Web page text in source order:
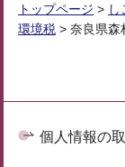
トップページ >
環境税 > 奈良県森
個人情報の